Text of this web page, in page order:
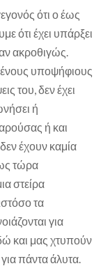
ότι ο έως
ότι έχει υπάρξει
ακροθιγώς.
υποψήφιους
του, δεν έχει
ή
ή και
έχουν καμία
τώρα
στείρα
τα
για
και μας χτυπούν
πάντα άλυτα.